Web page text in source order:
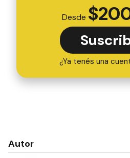
Desde $
¿Ya tenés una
Autor